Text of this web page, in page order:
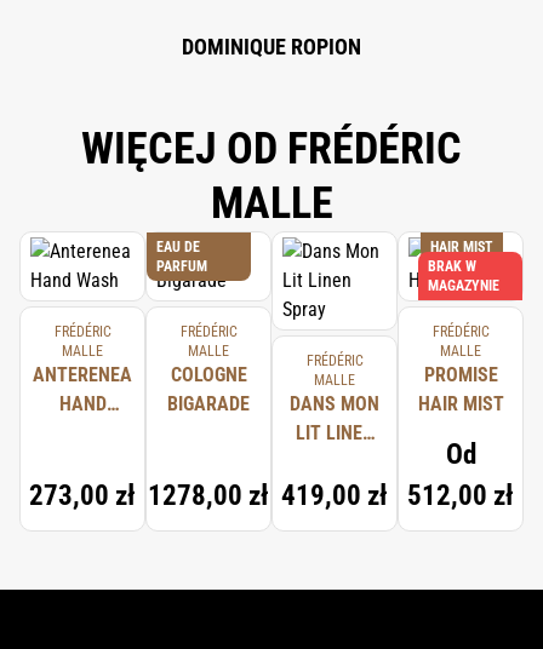
DOMINIQUE ROPION
WIĘCEJ OD FRÉDÉRIC
MALLE
FRÉDÉRIC
MALLE
ANTERENEA
HAND
273,00 zł
EAU DE
PARFUM
FRÉDÉRIC
MALLE
COLOGNE
BIGARADE
1278,00 zł
FRÉDÉRIC
MALLE
DANS MON
LIT LINEN
419,00 zł
HAIR MIST
BRAK W
MAGAZYNIE
FRÉDÉRIC
MALLE
PROMISE
HAIR MIST
Od
512,00 zł